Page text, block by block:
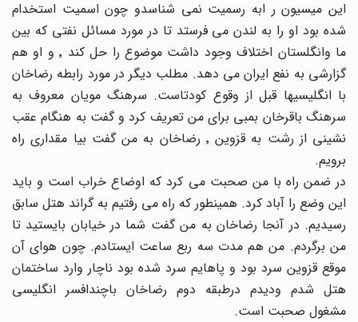
این میسیون ر ابه رسمیت نمی شناسدو چون اسمیت استخدام
شده بود او را به لندن می فرستد تا در مورد مسائل نفتی که بین
ما وانگلستان اختلاف وجود داشت موضوع را حل کند ٬ و او هم
گزارشی به نفع ایران می دهد. مطلب دیگر در مورد رابطه رضاخان
با انگلیسیها قبل از وقوع کودتاست. سرهنگ مویان معروف به
سرهنگ باقرخان بمبی برای من تعریف کرد و گفت به هنگام عقب
نشینی از رشت به قزوین ٬ رضاخان به من گفت بیا مقداری راه
برویم.
در ضمن راه با من صحبت می کرد که اوضاع خراب است و باید
این وضع را آباد کرد. همینطور که راه می رفتیم به گراند هتل سابق
رسیدیم. در آنجا رضاخان به من گفت شما در خیابان بایستید تا
من برگردم. من هم مدت سه ربع ساعت ایستادم. چون هوای آن
موقع قزوین سرد بود و پاهایم سرد شده بود ناچار وارد ساختمان
هتل شدم ودیدم درطبقه دوم رضاخان باچندافسر انگلیسی
مشغول صحبت است.